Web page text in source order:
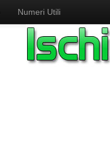
Numeri Utili